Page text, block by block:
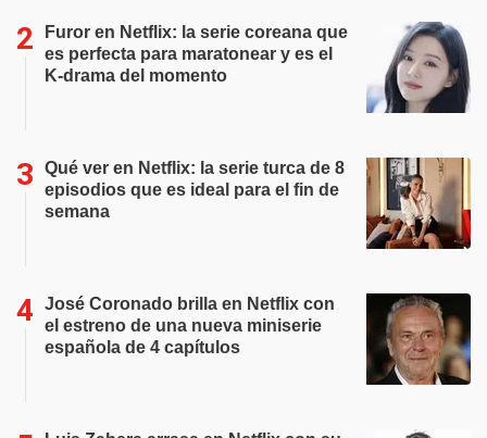
Furor en Netflix: la serie coreana que
es perfecta para maratonear y es el
K-drama del momento
Qué ver en Netflix: la serie turca de 8
episodios que es ideal para el fin de
semana
José Coronado brilla en Netflix con
el estreno de una nueva miniserie
española de 4 capítulos